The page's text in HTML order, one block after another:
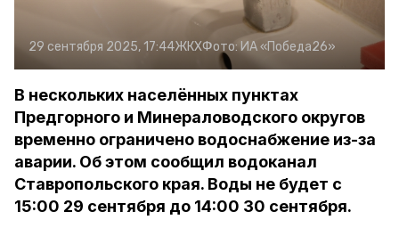
29 сентября 2025, 17:44ЖКХФото:ИА «Победа26»
В нескольких населённых пунктах
Предгорного и Минераловодского округов
временно ограничено водоснабжение из-за
аварии. Об этом сообщил водоканал
Ставропольского края. Воды не будет с
15:00 29 сентября до 14:00 30 сентября.